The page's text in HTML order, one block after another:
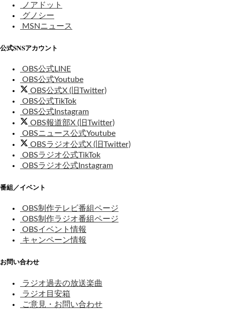
ノアドット
グノシー
MSNニュース
公式SNSアカウント
OBS公式LINE
OBS公式Youtube
OBS公式X (旧Twitter)
OBS公式TikTok
OBS公式Instagram
OBS報道部X (旧Twitter)
OBSニュース公式Youtube
OBSラジオ公式X (旧Twitter)
OBSラジオ公式TikTok
OBSラジオ公式Instagram
番組／イベント
OBS制作テレビ番組ページ
OBS制作ラジオ番組ページ
OBSイベント情報
キャンペーン情報
お問い合わせ
ラジオ過去の放送楽曲
ラジオ目安箱
ご意見・お問い合わせ